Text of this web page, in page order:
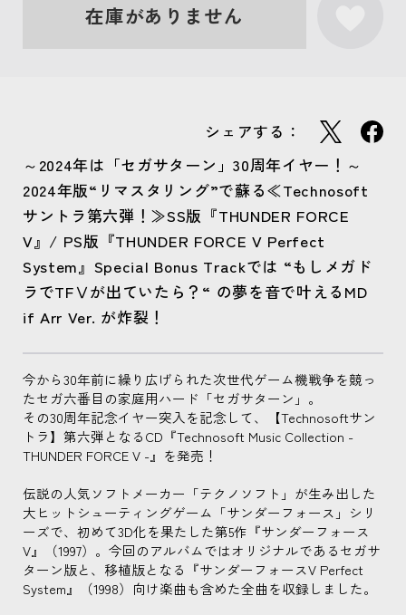
在庫がありません
シェアする：
～2024年は「セガサターン」30周年イヤー！～
2024年版“リマスタリング”で蘇る≪Technosoft
サントラ第六弾！≫SS版『THUNDER FORCE
V』/ PS版『THUNDER FORCE V Perfect
System』Special Bonus Trackでは “もしメガド
ラでTFⅤが出ていたら？“ の夢を音で叶えるMD
if Arr Ver. が炸裂！
今から30年前に繰り広げられた次世代ゲーム機戦争を競っ
たセガ六番目の家庭用ハード「セガサターン」。
その30周年記念イヤー突入を記念して、【Technosoftサン
トラ】第六弾となるCD『Technosoft Music Collection -
THUNDER FORCE V -』を発売！
伝説の人気ソフトメーカー「テクノソフト」が生み出した
大ヒットシューティングゲーム「サンダーフォース」シリ
ーズで、初めて3D化を果たした第5作『サンダーフォース
V』（1997）。今回のアルバムではオリジナルであるセガサ
ターン版と、移植版となる『サンダーフォースV Perfect
System』（1998）向け楽曲も含めた全曲を収録しました。